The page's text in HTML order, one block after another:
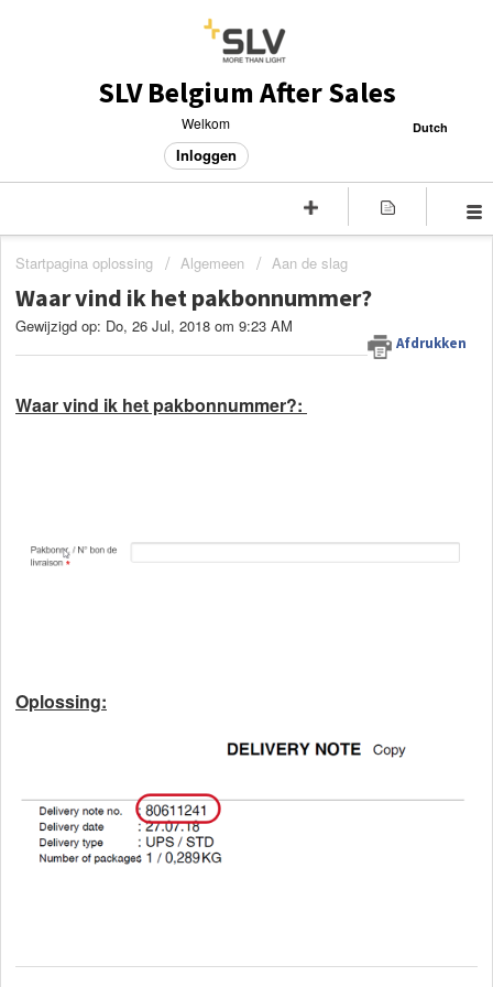
SLV Belgium After Sales
Dutch
Welkom
Inloggen
Startpagina oplossing Algemeen Aan de slag
Waar vind ik het pakbonnummer?
Afdrukken
Gewijzigd op: Do, 26 Jul, 2018 om 9:23 AM
Waar vind ik het pakbonnummer?:
Oplossing: